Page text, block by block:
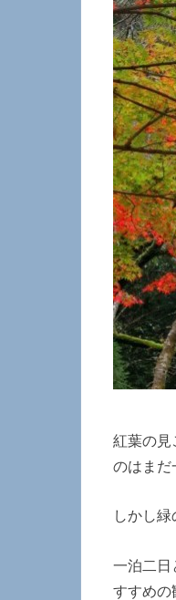
紅葉の見
のはまだ
しかし
一泊二日
すすめの